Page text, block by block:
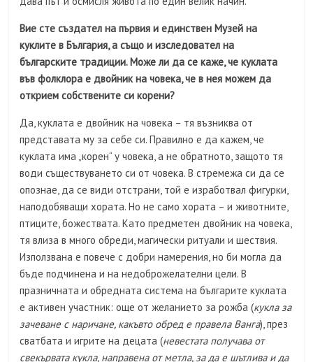
Вие сте създател на първия и единствен Музей на
куклите в България, а също и изследовател на
българските традиции. Може ли да се каже, че куклата
във фолклора е двойник на човека, че в нея можем да
открием собствените си корени?
Да, куклата е двойник на човека – тя възниква от
представата му за себе си. Правилно е да кажем, че
куклата има „корен“ у човека, а не обратното, защото тя
води съществуването си от човека. В стремежа си да се
опознае, да се види отстрани, той е изработвал фигурки,
наподобяващи хората. Но не само хората – и животните,
птиците, божествата. Като предметен двойник на човека,
тя влиза в много обреди, магически ритуали и шествия.
Използвана е повече с добри намерения, но би могла да
бъде подчинена и на недоброжелателни цели. В
празничната и обредната система на българите куклата
е активен участник: още от желанието за рожба (кукла за
зачеване с наричане, какъвто обред е правела Ванга), през
сватбата и игрите на децата (невестата получава от
свекървата кукла, направена от метла, за да е шътлива и да